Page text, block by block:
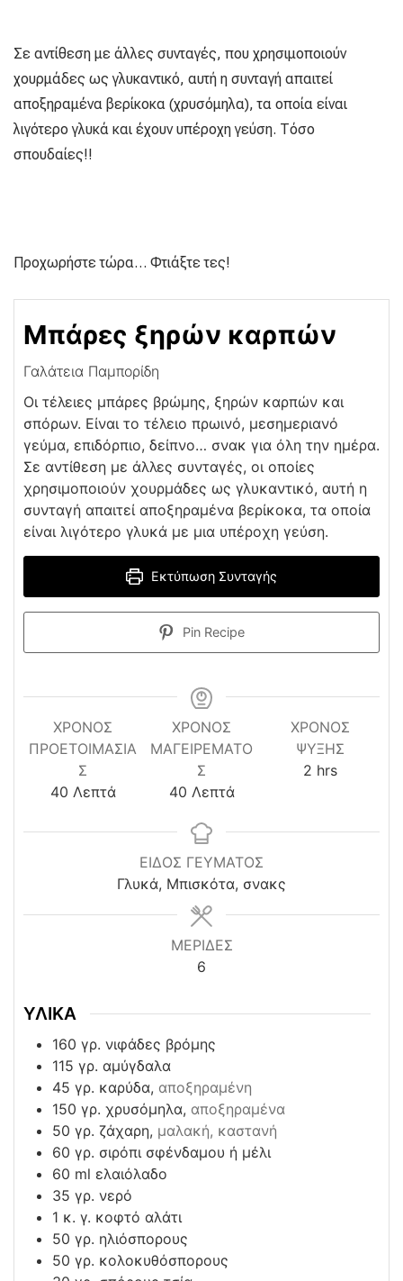
Σε αντίθεση με άλλες συνταγές, που χρησιμοποιούν
χουρμάδες ως γλυκαντικό, αυτή η συνταγή απαιτεί
αποξηραμένα βερίκοκα (χρυσόμηλα), τα οποία είναι
λιγότερο γλυκά και έχουν υπέροχη γεύση. Τόσο
σπουδαίες!!
Προχωρήστε τώρα… Φτιάξτε τες!
Mπάρες ξηρών καρπών
Γαλάτεια Παμπορίδη
Οι τέλειες μπάρες βρώμης, ξηρών καρπών και
σπόρων. Είναι το τέλειο πρωινό, μεσημεριανό
γεύμα, επιδόρπιο, δείπνο… σνακ για όλη την ημέρα.
Σε αντίθεση με άλλες συνταγές, οι οποίες
χρησιμοποιούν χουρμάδες ως γλυκαντικό, αυτή η
συνταγή απαιτεί αποξηραμένα βερίκοκα, τα οποία
είναι λιγότερο γλυκά με μια υπέροχη γεύση.
Εκτύπωση Συνταγής
Pin Recipe
ΧΡΌΝΟΣ
ΠΡΟΕΤΟΙΜΑΣΊΑ
Σ
40minutes
Λεπτά
ΧΡΟΝΟΣ
ΜΑΓΕΙΡΕΜΑΤΟ
Σ
40minutes
Λεπτά
ΧΡΌΝΟΣ
ΨΎΞΗΣ
2 hours
hrs
ΕΙΔΟΣ ΓΕΥΜΑΤΟΣ
Γλυκά, Μπισκότα, σνακς
ΜΕΡΙΔΕΣ
6
ΥΛΙΚΑ
160 γρ. νιφάδες βρόμης
115 γρ. αμύγδαλα
45 γρ. καρύδα, αποξηραμένη
150 γρ. χρυσόμηλα, αποξηραμένα
50 γρ. ζάχαρη, μαλακή, καστανή
60 γρ. σιρόπι σφένδαμου ή μέλι
60 ml ελαιόλαδο
35 γρ. νερό
1 κ. γ. κοφτό αλάτι
50 γρ. ηλιόσπορους
50 γρ. κολοκυθόσπορους